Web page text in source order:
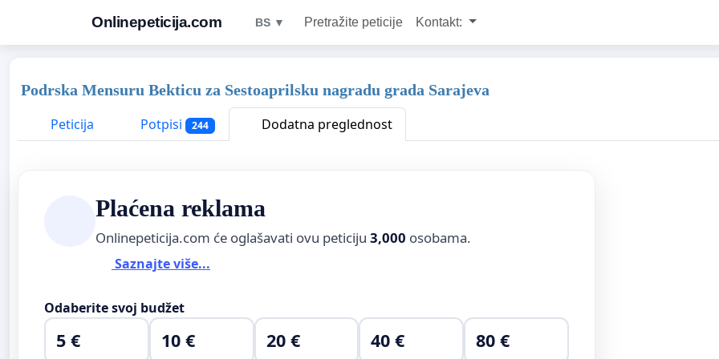
Onlinepeticija.com BS ▼ Pretražite peticije Kontakt:
Podrska Mensuru Bekticu za Sestoaprilsku nagradu grada Sarajeva
Peticija
Potpisi 244 Dodatna preglednost
Plaćena reklama
Onlinepeticija.com će oglašavati ovu peticiju 3,000 osobama.
Saznajte više...
Odaberite svoj budžet
5 € 10 € 20 € 40 € 80 €